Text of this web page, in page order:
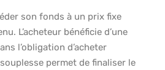
son fonds à un prix fixe
L’acheteur bénéficie d’une
l’obligation d’acheter
permet de finaliser le